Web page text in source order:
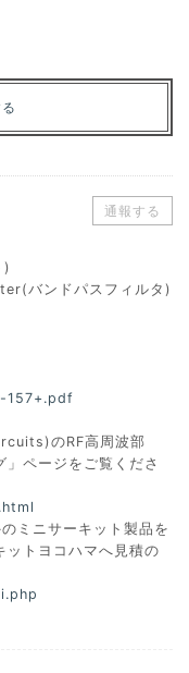
通報する
)
バンドパスフィルタ)
157+.pdf
のRF高周波部
ページをご覧くださ
ミニサーキット製品を
ットヨコハマへ見積の